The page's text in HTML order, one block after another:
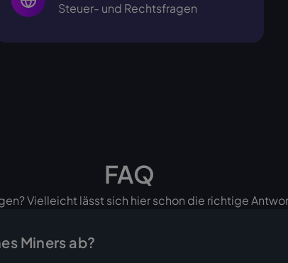
Steuer- und Rechtsfragen
FAQ
Vielleicht lässt sich hier schon die richtige
Miners ab?